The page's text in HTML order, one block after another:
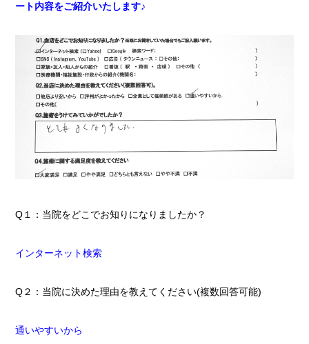
ート内容をご紹介いたします♪
Q１：当院をどこでお知りになりましたか？
インターネット検索
Q２：当院に決めた理由を教えてください(複数回答可能)
通いやすいから